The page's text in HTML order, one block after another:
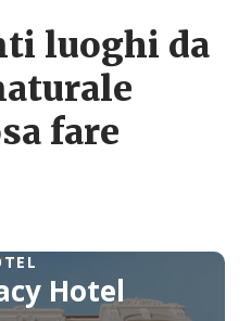
luoghi da
fare
Hotel